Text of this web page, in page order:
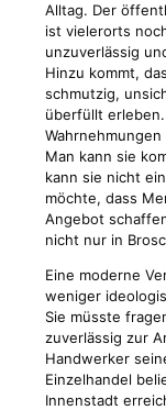
Alltag. Der
ist vielerorts
unzuverlässig
Hinzu kommt,
schmutzig,
überfüllt
Man kann sie
kann sie nicht
möchte, dass
Angebot
nicht nur in
Eine moderne
weniger
Sie müsste
zuverlässig zur
Handwerker
Einzelhandel
Innenstadt